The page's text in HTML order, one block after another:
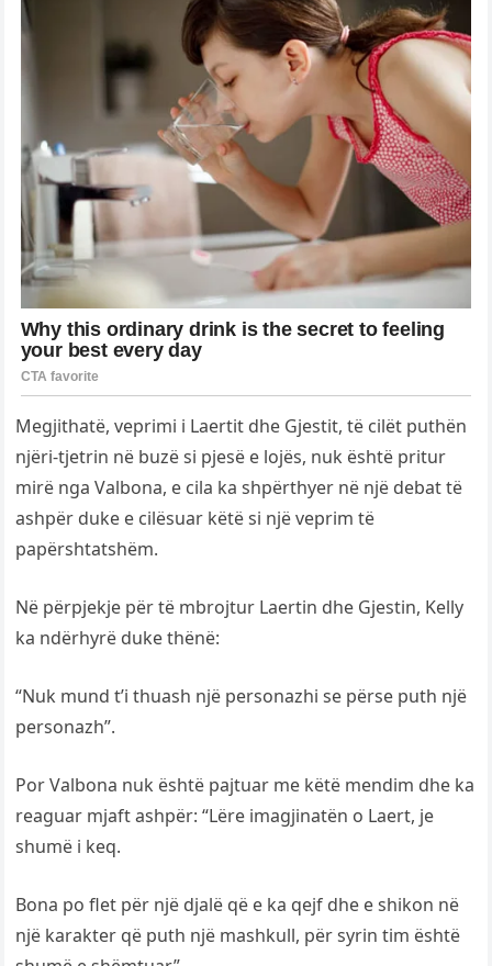
Megjithatë, veprimi i Laertit dhe Gjestit, të cilët puthën
njëri-tjetrin në buzë si pjesë e lojës, nuk është pritur
mirë nga Valbona, e cila ka shpërthyer në një debat të
ashpër duke e cilësuar këtë si një veprim të
papërshtatshëm.
Në përpjekje për të mbrojtur Laertin dhe Gjestin, Kelly
ka ndërhyrë duke thënë:
“Nuk mund t’i thuash një personazhi se përse puth një
personazh”.
Por Valbona nuk është pajtuar me këtë mendim dhe ka
reaguar mjaft ashpër: “Lëre imagjinatën o Laert, je
shumë i keq.
Bona po flet për një djalë që e ka qejf dhe e shikon në
një karakter që puth një mashkull, për syrin tim është